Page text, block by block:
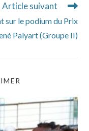
Article suivant
le podium du Prix
Palyart (Groupe II)